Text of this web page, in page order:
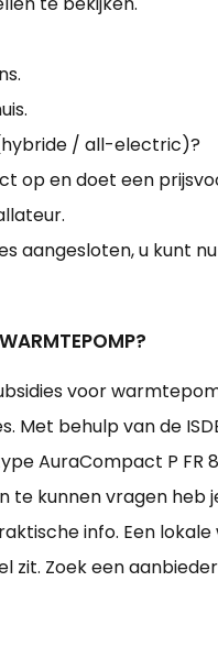
/ all-electric)?
op en doet een
aangesloten, u kunt
voor
Met behulp van de
AuraCompact P FR
te kunnen vragen
info. Een
zit. Zoek een